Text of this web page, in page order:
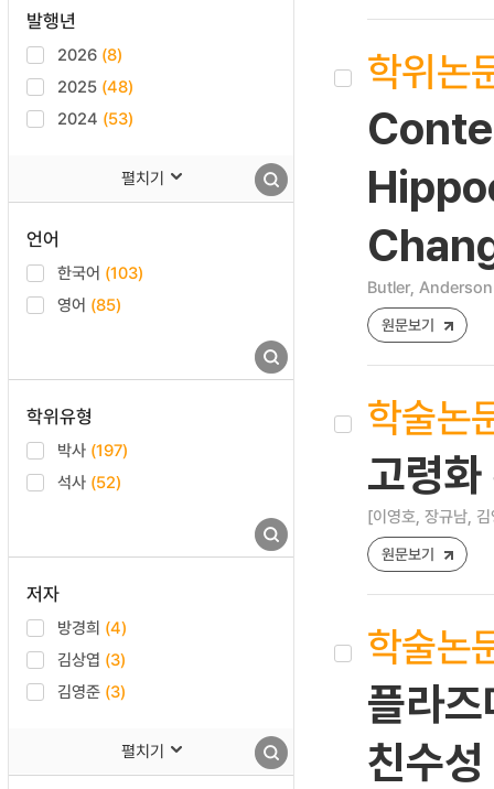
발행년
2026 (8)
2025 (48)
2024 (53)
펼치기
언어
한국어 (103)
영어 (85)
학위유형
박사 (197)
석사 (52)
저자
방경희 (4)
김상엽 (3)
김영준 (3)
펼치기
학위논
Butler,
원문보기
학술논
고령
[이영호, 장규남,
원문보기
학술논
플라
친수